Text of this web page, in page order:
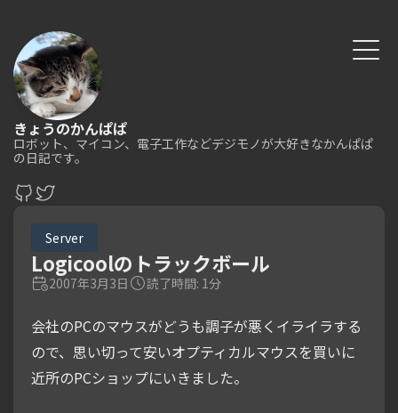
きょうのかんぱぱ
ロボット、マイコン、電子工作などデジモノが大好きなかんぱぱ
の日記です。
Server
Logicoolのトラックボール
2007年3月3日 読了時間: 1分
会社のPCのマウスがどうも調子が悪くイライラする
ので、思い切って安いオプティカルマウスを買いに
近所のPCショップにいきました。